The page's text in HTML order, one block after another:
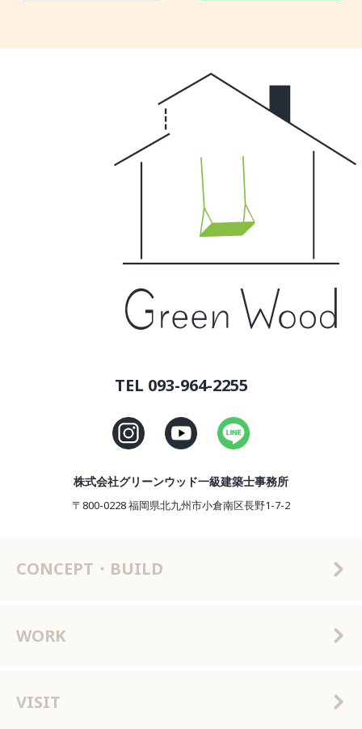
TEL 093-964-2255
株式会社グリーンウッド一級建築士事務所
〒800-0228 福岡県北九州市小倉南区長野1-7-2
CONCEPT・BUILD
WORK
VISIT